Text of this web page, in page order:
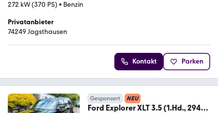
272 kW (370 PS) • Benzin
Privatanbieter
74249 Jagsthausen
Kontakt Parken
Gesponsert NEU
Ford Explorer XLT 3.5 (1.Hd., 294